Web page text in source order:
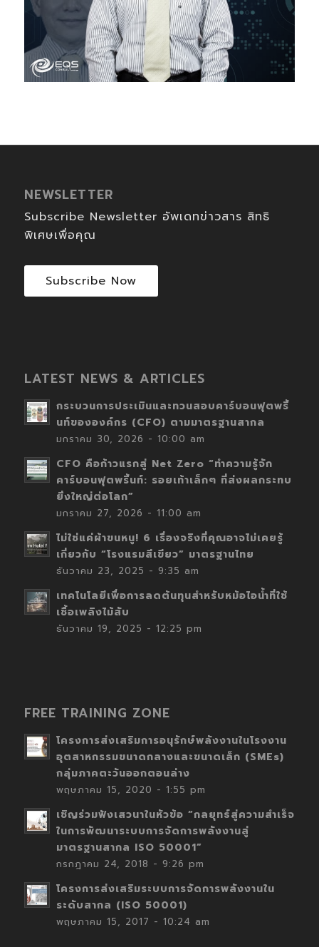
NEWSLETTER
Subscribe Newsletter อัพเดทข่าวสาร สิทธิ
พิเศษเพื่อคุณ
Subscribe Now
LATEST NEWS & ARTICLES
กระบวนการประเมินและทวนสอบคาร์บอนฟุตพริ้
นท์ขององค์กร (CFO) ตามมาตรฐานสากล
มกราคม 30, 2026 - 10:00 am
CFO คือก้าวแรกสู่ Net Zero “ทำความรู้จัก
คาร์บอนฟุตพริ้นท์: รอยเท้าเล็กๆ ที่ส่งผลกระทบ
ยิ่งใหญ่ต่อโลก”
มกราคม 27, 2026 - 11:00 am
ไม่ใช่แค่ผ้าขนหนู! 6 เรื่องจริงที่คุณอาจไม่เคยรู้
เกี่ยวกับ “โรงแรมสีเขียว” มาตรฐานไทย
ธันวาคม 23, 2025 - 9:35 am
เทคโนโลยีเพื่อการลดต้นทุนสำหรับหม้อไอน้ำที่ใช้
เชื้อเพลิงไม้สับ
ธันวาคม 19, 2025 - 12:25 pm
FREE TRAINING ZONE
โครงการส่งเสริมการอนุรักษ์พลังงานในโรงงาน
อุตสาหกรรมขนาดกลางและขนาดเล็ก (SMEs)
กลุ่มภาคตะวันออกตอนล่าง
พฤษภาคม 15, 2020 - 1:55 pm
เชิญร่วมฟังเสวนาในหัวข้อ “กลยุทธ์สู่ความสำเร็จ
ในการพัฒนาระบบการจัดการพลังงานสู่
มาตรฐานสากล ISO 50001”
กรกฎาคม 24, 2018 - 9:26 pm
โครงการส่งเสริมระบบการจัดการพลังงานใน
ระดับสากล (ISO 50001)
พฤษภาคม 15, 2017 - 10:24 am